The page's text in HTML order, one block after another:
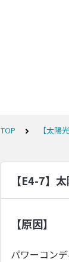
TOP 【太陽
【E4-7】
【原因】
パワーコン